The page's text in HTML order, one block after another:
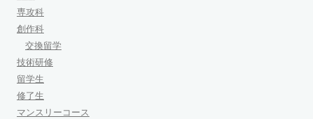
専攻科
創作科
交換留学
技術研修
留学生
修了生
マンスリーコース